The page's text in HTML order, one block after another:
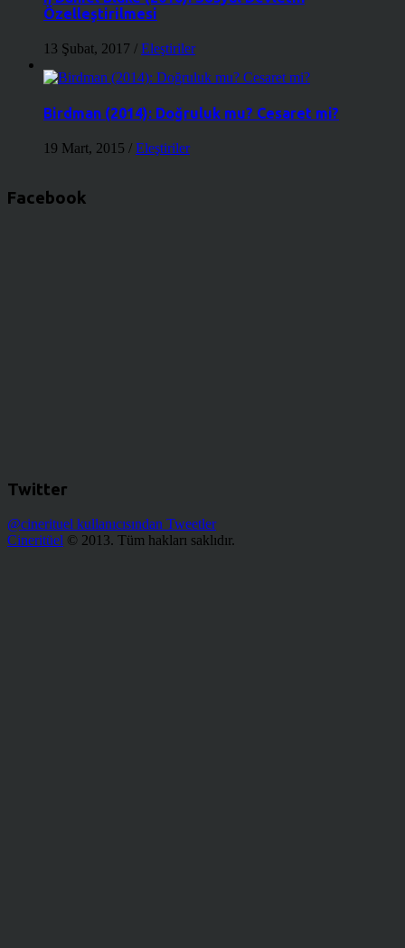
Özelleştirilmesi
13 Şubat, 2017 / Eleştiriler
Birdman (2014): Doğruluk mu? Cesaret mi?
19 Mart, 2015 / Eleştiriler
Facebook
Twitter
@cinerituel kullanıcısından Tweetler
Cineritüel © 2013. Tüm hakları saklıdır.